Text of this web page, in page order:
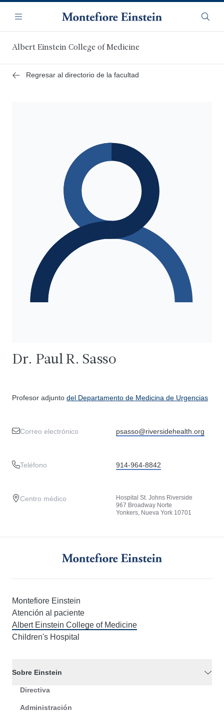
contenido
principal
Navegación
Menú
Albert Einstein College of Medicine
Regresar al directorio de la facultad
Dr. Paul R. Sasso
Profesor adjunto del Departamento de Medicina de Urgencias
Correo electrónico psasso@riversidehealth.org
Teléfono 914-964-8842
Centro médico
Hospital St. Johns Riverside
967 Broadway Norte
Yonkers, Nueva York 10701
Montefiore Einstein
Atención al paciente
Albert Einstein College of Medicine
Children's Hospital
Sobre Einstein
Directiva
Administración